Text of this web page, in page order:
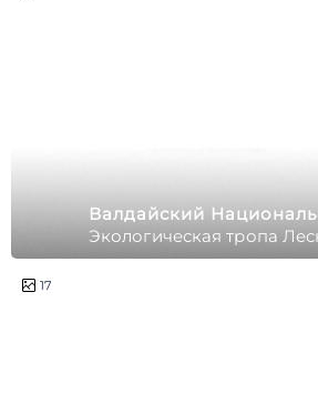
Валдайский
Экологическая тропа
17